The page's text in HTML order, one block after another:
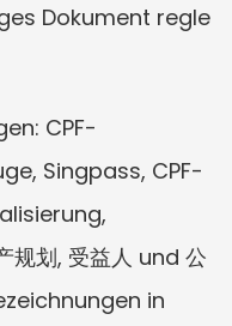
Dokument regle
CPF-
Singpass, CPF-
划, 受益人 und 公
in